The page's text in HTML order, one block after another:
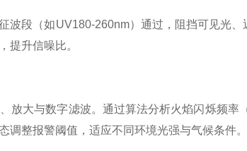
段（如UV180-260nm）通过，阻挡可见光、
提升信噪比。
大与数字滤波。通过算法分析火焰闪烁频率
整报警阈值，适应不同环境光强与气候条件。